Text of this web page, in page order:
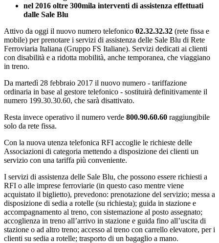
nel 2016 oltre 300mila interventi di assistenza effettuati
dalle Sale Blu
Attivo da oggi il nuovo numero telefonico 02.32.32.32 (rete fissa e
mobile) per prenotare i servizi di assistenza delle Sale Blu di Rete
Ferroviaria Italiana (Gruppo FS Italiane). Servizi dedicati ai clienti
con disabilità e a ridotta mobilità, anche temporanea, che viaggiano
in treno.
Da martedì 28 febbraio 2017 il nuovo numero - tariffazione
ordinaria in base al gestore telefonico - sostituirà definitivamente il
numero 199.30.30.60, che sarà disattivato.
Resta invece operativo il numero verde 800.90.60.60 raggiungibile
solo da rete fissa.
Con la nuova utenza telefonica RFI accoglie le richieste delle
Associazioni di categoria mettendo a disposizione dei clienti un
servizio con una tariffa più conveniente.
I servizi di assistenza delle Sale Blu, che possono essere richiesti a
RFI o alle imprese ferroviarie (in questo caso mentre viene
acquistato il biglietto), prevedono: prenotazione del servizio; messa a
disposizione di sedia a rotelle (su richiesta); guida in stazione e
accompagnamento al treno, con sistemazione al posto assegnato;
accoglienza in treno all’arrivo in stazione e guida fino all’uscita di
stazione o ad altro treno; accesso al treno con carrello elevatore, per i
clienti su sedia a rotelle; trasporto di un bagaglio a mano.